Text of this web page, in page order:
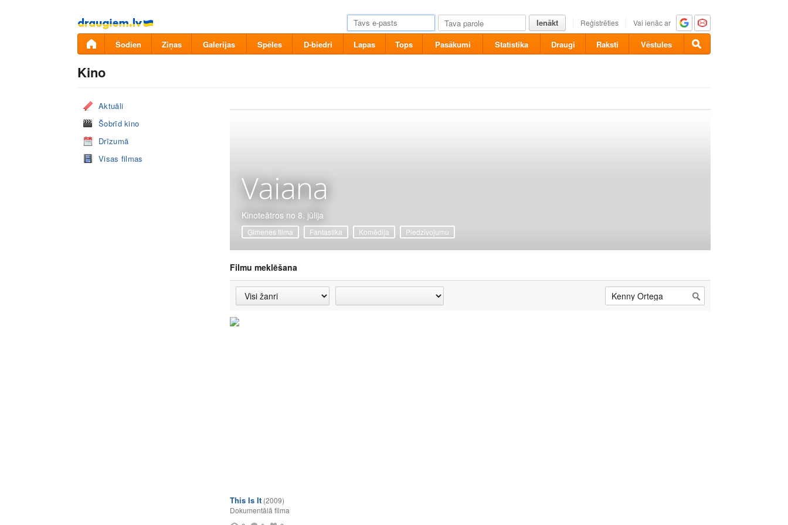
Pāriet
uz
saturu
Ienākt Reģistrēties Vai ienāc ar
Šodien Ziņas Galerijas Spēles D-biedri Lapas Tops Pasākumi Statistika Draugi Raksti Vēstules
Kino
Aktuāli
Šobrīd kino
Drīzumā
Visas filmas
Vaiana
Kinoteātros no 8. jūlija
Ģimenes filma Fantastika Komēdija Piedzīvojumu
Filmu meklēšana
This Is It (2009)
Dokumentālā filma